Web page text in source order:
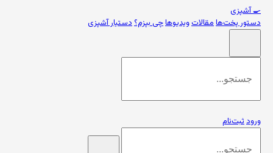
🍳آشپزی
دستور پخت‌هامقالاتویدیوهاچی بپزم؟دستیار آشپزی
ورودثبت‌نام